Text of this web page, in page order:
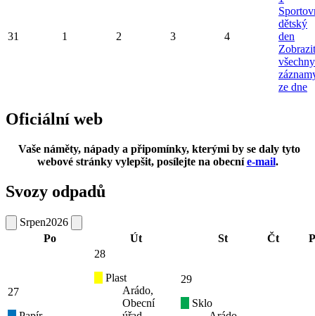
31 1 2 3 4
dětský
den
Zobrazit
všechny
ze dne
Oficiální web
Vaše náměty, nápady a připomínky, kterými by se daly tyto
webové stránky vylepšit, posílejte na obecníe-mail.
Svozy odpadů
Srpen2026
Po
Út St Čt
27
28
Plast
Arádo,
Obecní
29
Sklo